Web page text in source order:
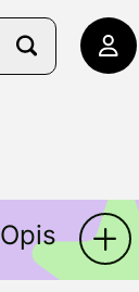
Opis